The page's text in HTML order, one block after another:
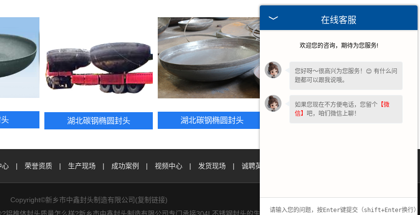
湖北碳钢椭圆封头 湖北碳钢椭圆封头 湖北不锈钢椭圆封头
心 | 荣誉资质 | 生产现场 | 成功案例 | 视频中心 | 发货现场 | 诚聘英才
Copyright©新乡市中鑫封头制造有限公司(复制链接)
在线客服
欢迎您的咨询，期待为您服务!
您好呀～很高兴为您服务！😊 有什么问
题都可以跟我说哦。
如果您现在不方便电话，您留个 【微
信】 吧，咱们微信上聊！